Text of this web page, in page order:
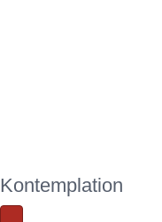
Kontemplation